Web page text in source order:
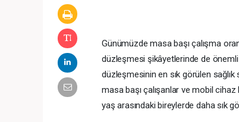
Günümüzde masa başı çalışma
düzleşmesi şikâyetlerinde de
düzleşmesinin en sık görülen
masa başı çalışanlar ve mobil
yaş arasındaki bireylerde daha sık